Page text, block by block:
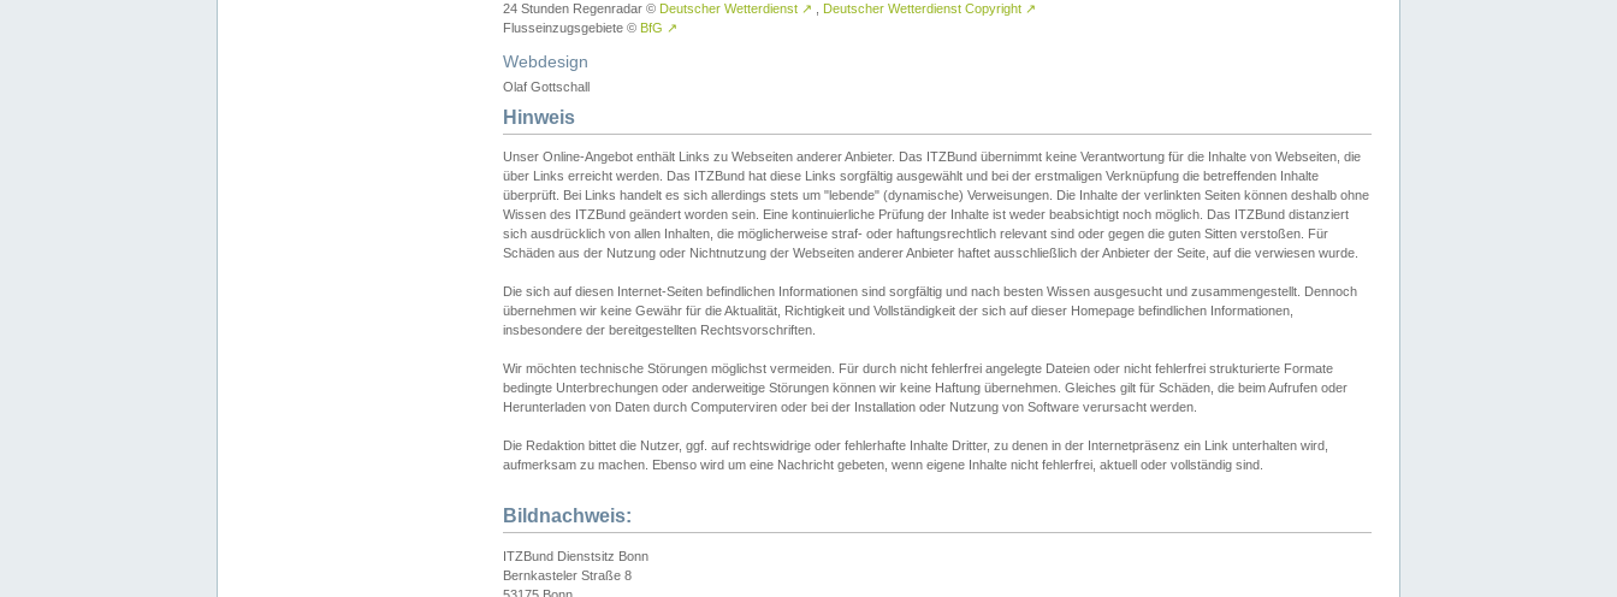
24 Stunden Regenradar © Deutscher Wetterdienst ↗ Deutscher Wetterdienst Copyright ↗
Flusseinzugsgebiete © BfG ↗
Webdesign
Olaf Gottschall
Hinweis
Unser Online-Angebot enthält Links zu Webseiten anderer Anbieter. Das ITZBund übernimmt keine Verantwortung für die Inhalte von Webseiten, die
über Links erreicht werden. Das ITZBund hat diese Links sorgfältig ausgewählt und bei der erstmaligen Verknüpfung die betreffenden Inhalte
überprüft. Bei Links handelt es sich allerdings stets um "lebende" (dynamische) Verweisungen. Die Inhalte der verlinkten Seiten können deshalb ohne
Wissen des ITZBund geändert worden sein. Eine kontinuierliche Prüfung der Inhalte ist weder beabsichtigt noch möglich. Das ITZBund distanziert
sich ausdrücklich von allen Inhalten, die möglicherweise straf- oder haftungsrechtlich relevant sind oder gegen die guten Sitten verstoßen. Für
Schäden aus der Nutzung oder Nichtnutzung der Webseiten anderer Anbieter haftet ausschließlich der Anbieter der Seite, auf die verwiesen wurde.
Die sich auf diesen Internet-Seiten befindlichen Informationen sind sorgfältig und nach besten Wissen ausgesucht und zusammengestellt. Dennoch
übernehmen wir keine Gewähr für die Aktualität, Richtigkeit und Vollständigkeit der sich auf dieser Homepage befindlichen Informationen,
insbesondere der bereitgestellten Rechtsvorschriften.
Wir möchten technische Störungen möglichst vermeiden. Für durch nicht fehlerfrei angelegte Dateien oder nicht fehlerfrei strukturierte Formate
bedingte Unterbrechungen oder anderweitige Störungen können wir keine Haftung übernehmen. Gleiches gilt für Schäden, die beim Aufrufen oder
Herunterladen von Daten durch Computerviren oder bei der Installation oder Nutzung von Software verursacht werden.
Die Redaktion bittet die Nutzer, ggf. auf rechtswidrige oder fehlerhafte Inhalte Dritter, zu denen in der Internetpräsenz ein Link unterhalten wird,
aufmerksam zu machen. Ebenso wird um eine Nachricht gebeten, wenn eigene Inhalte nicht fehlerfrei, aktuell oder vollständig sind.
Bildnachweis:
ITZBund Dienstsitz Bonn
Bernkasteler Straße 8